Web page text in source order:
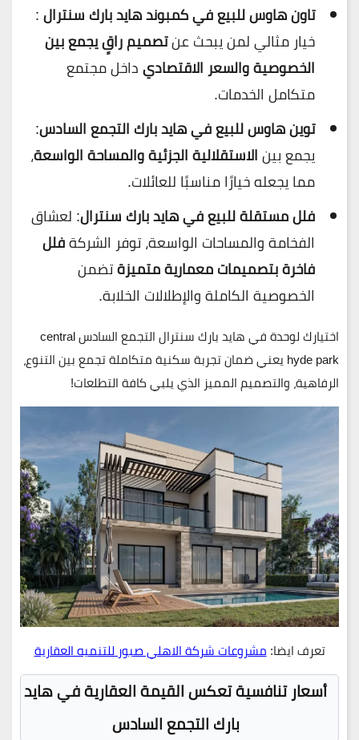
تاون هاوس للبيع في كمبوند هايد بارك سنترال:
خيار مثالي لمن يبحث عنتصميم راقٍ يجمع بين
الخصوصية والسعر الاقتصاديداخل مجتمع
متكامل الخدمات.
توين هاوس للبيع في هايد بارك التجمع السادس:
يجمع بينالاستقلالية الجزئية والمساحة الواسعة،
مما يجعله خيارًا مناسبًا للعائلات.
فلل مستقلة للبيع في هايد بارك سنترال: لعشاق
الفخامة والمساحات الواسعة، توفر الشركةفلل
فاخرة بتصميمات معمارية متميزةتضمن
الخصوصية الكاملة والإطلالات الخلابة.
اختيارك لوحدة في هايد بارك سنترال التجمع السادس central
hyde park يعني ضمان تجربة سكنية متكاملة تجمع بين التنوع،
الرفاهية، والتصميم المميز الذي يلبي كافة التطلعات!
تعرف ايضا:مشروعات شركة الاهلي صبور للتنميه العقارية
أسعار تنافسية تعكس القيمة العقارية في هايد
بارك التجمع السادس